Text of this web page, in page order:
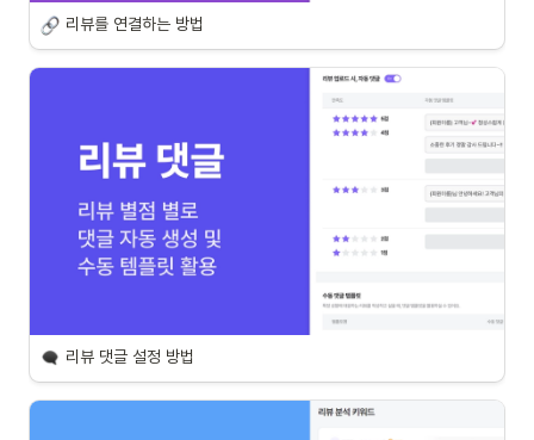
리뷰를 연결하는 방법
리뷰 댓글 설정 방법